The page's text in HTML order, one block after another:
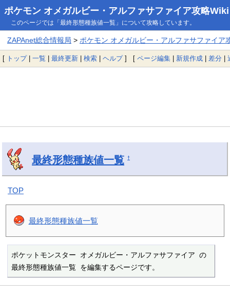
ポケモン オメガルビー・アルファサファイア攻略Wiki
このページでは「最終形態種族値一覧」について攻略しています。
ZAPAnet総合情報局 > ポケモン オメガルビー・アルファサファイア
[ トップ| 一覧 | 最終更新 | 検索 | ヘルプ] [ ページ編集 | 新規作成 | 差分 |
最終形態種族値一覧 †
TOP
最終形態種族値一覧
ポケットモンスター オメガルビー・アルファサファイア の
最終形態種族値一覧 を編集するページです。